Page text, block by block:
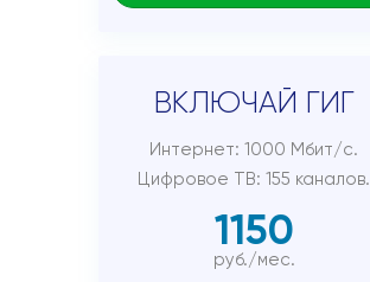
ВКЛЮЧАЙ ГИГ
Интернет: 1000 Мбит/с.
Цифровое ТВ: 155 каналов.
1150
руб./мес.